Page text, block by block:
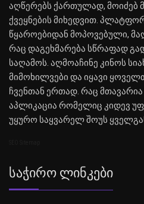
აღწერებს ქართულად, მოიძებ
ქვეყნების მიხედვით.
წყაროებიდან მოპოვებული,
რაც დაგეხმარება სწრაფად
საღამოს. აღმოაჩინე კინოს
მიმოხილვები და იყავი
ჩვენთან ერთად. რაც მთავარია
აპლიკაცია რომელიც კიდევ
უყურო საყვარელ შოუს
Საჭირო Ლინკები